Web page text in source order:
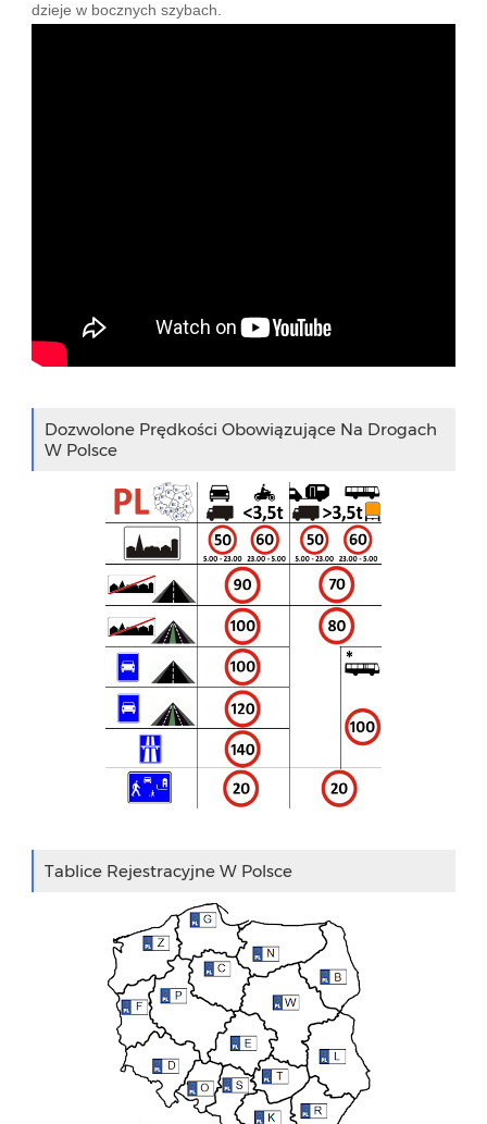
dzieje w bocznych szybach.
Dozwolone Prędkości Obowiązujące Na Drogach
W Polsce
Tablice Rejestracyjne W Polsce